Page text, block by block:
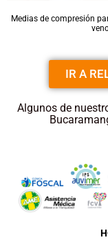
Medias de compresión
IR A
Algunos de